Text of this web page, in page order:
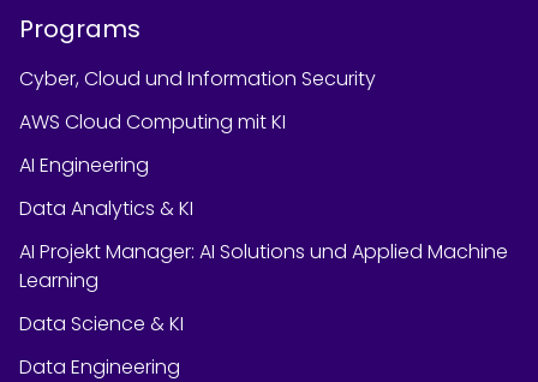
Programs
Cyber, Cloud und Information Security
AWS Cloud Computing mit KI
AI Engineering
Data Analytics & KI
AI Projekt Manager: AI Solutions und Applied Machine
Learning
Data Science & KI
Data Engineering